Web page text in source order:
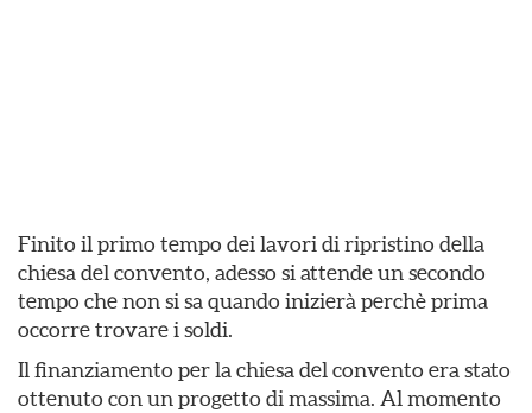
Finito il primo tempo dei lavori di ripristino della
chiesa del convento, adesso si attende un secondo
tempo che non si sa quando inizierà perchè prima
occorre trovare i soldi.
Il finanziamento per la chiesa del convento era stato
ottenuto con un progetto di massima. Al momento